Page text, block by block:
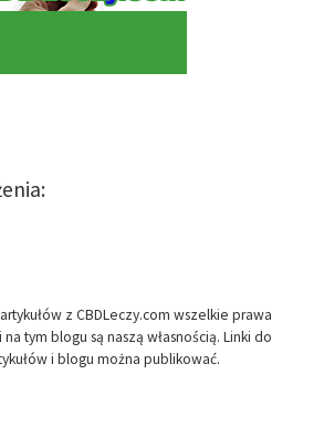
z CBDLeczy.com wszelkie prawa
tym blogu są naszą własnością. Linki do
i blogu można publikować.